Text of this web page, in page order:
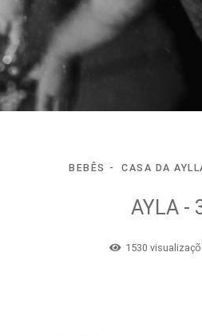
BEBÊS CASA DA
AYLA -
1530